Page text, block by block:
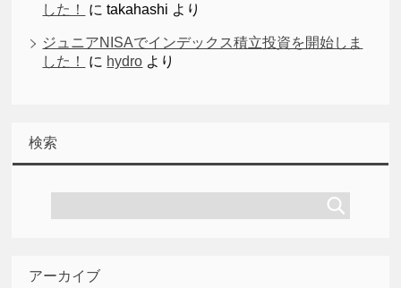
した！
にtakahashi より
ジュニアNISAでインデックス積立投資を開始しま
した！
に hydro より
検索
アーカイブ